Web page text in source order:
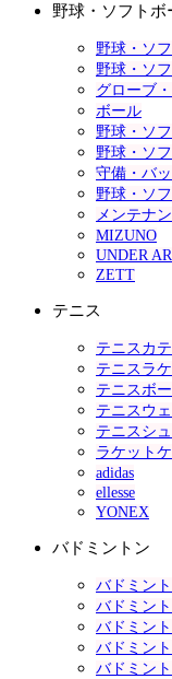
野球・ソフトボ
野球・ソ
野球・ソ
グローブ
ボール
野球・ソ
野球・ソ
守備・バ
野球・ソ
メンテナ
MIZUNO
UNDER
ZETT
テニス
テニスカ
テニスラ
テニスボ
テニスウ
テニスシ
ラケット
adidas
ellesse
YONEX
バドミントン
バドミン
バドミン
バドミン
バドミン
バドミン